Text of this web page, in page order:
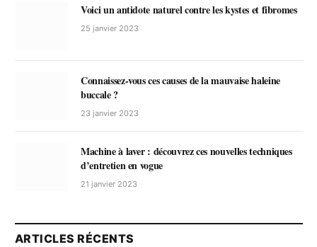
Voici un antidote naturel contre les kystes et fibromes
25 janvier 2023
Connaissez-vous ces causes de la mauvaise haleine
buccale ?
23 janvier 2023
Machine à laver : découvrez ces nouvelles techniques
d’entretien en vogue
21 janvier 2023
ARTICLES RÉCENTS